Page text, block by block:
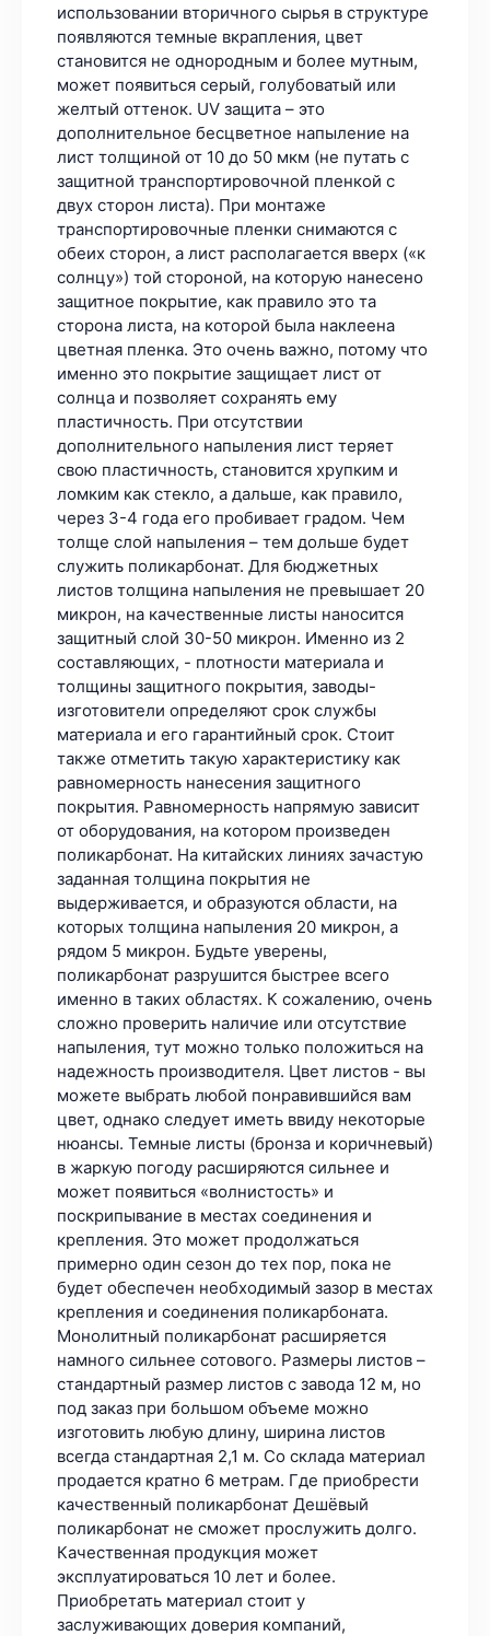
использовании вторичного сырья в структуре
появляются темные вкрапления, цвет
становится не однородным и более мутным,
может появиться серый, голубоватый или
желтый оттенок. UV защита – это
дополнительное бесцветное напыление на
лист толщиной от 10 до 50 мкм (не путать с
защитной транспортировочной пленкой с
двух сторон листа). При монтаже
транспортировочные пленки снимаются с
обеих сторон, а лист располагается вверх («к
солнцу») той стороной, на которую нанесено
защитное покрытие, как правило это та
сторона листа, на которой была наклеена
цветная пленка. Это очень важно, потому что
именно это покрытие защищает лист от
солнца и позволяет сохранять ему
пластичность. При отсутствии
дополнительного напыления лист теряет
свою пластичность, становится хрупким и
ломким как стекло, а дальше, как правило,
через 3-4 года его пробивает градом. Чем
толще слой напыления – тем дольше будет
служить поликарбонат. Для бюджетных
листов толщина напыления не превышает 20
микрон, на качественные листы наносится
защитный слой 30-50 микрон. Именно из 2
составляющих, - плотности материала и
толщины защитного покрытия, заводы-
изготовители определяют срок службы
материала и его гарантийный срок. Стоит
также отметить такую характеристику как
равномерность нанесения защитного
покрытия. Равномерность напрямую зависит
от оборудования, на котором произведен
поликарбонат. На китайских линиях зачастую
заданная толщина покрытия не
выдерживается, и образуются области, на
которых толщина напыления 20 микрон, а
рядом 5 микрон. Будьте уверены,
поликарбонат разрушится быстрее всего
именно в таких областях. К сожалению, очень
сложно проверить наличие или отсутствие
напыления, тут можно только положиться на
надежность производителя. Цвет листов - вы
можете выбрать любой понравившийся вам
цвет, однако следует иметь ввиду некоторые
нюансы. Темные листы (бронза и коричневый)
в жаркую погоду расширяются сильнее и
может появиться «волнистость» и
поскрипывание в местах соединения и
крепления. Это может продолжаться
примерно один сезон до тех пор, пока не
будет обеспечен необходимый зазор в местах
крепления и соединения поликарбоната.
Монолитный поликарбонат расширяется
намного сильнее сотового. Размеры листов –
стандартный размер листов с завода 12 м, но
под заказ при большом объеме можно
изготовить любую длину, ширина листов
всегда стандартная 2,1 м. Со склада материал
продается кратно 6 метрам. Где приобрести
качественный поликарбонат Дешёвый
поликарбонат не сможет прослужить долго.
Качественная продукция может
эксплуатироваться 10 лет и более.
Приобретать материал стоит у
заслуживающих доверия компаний,